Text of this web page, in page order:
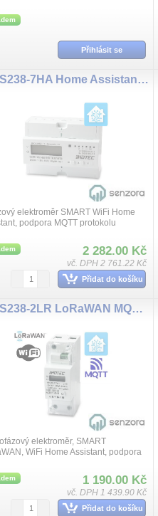
HTTP. Kamera pro vzdálenou
Přihlásit se
HDS238-7HA Home Assistant, SENZORA WiFi 3F el. meter, 3X230/400V 80A, LCD display
elektroměr SMART WiFi Home
podpora MQTT protokolu
Energy, 3x230/400V 10(80A),
třídy...
2 282.00 Kč
vč. DPH 2 761.22 Kč
Přidat do košíku
HDS238-2LR LoRaWAN MQTT WiFI, SENZORA WiFi jednofázový elektroměr, 65A, LCD display
elektroměr, SMART
WiFi Home Assistant, podpora
platforma, HDS238-7HA, 90-
5(65A), př...
1 190.00 Kč
vč. DPH 1 439.90 Kč
Přidat do košíku